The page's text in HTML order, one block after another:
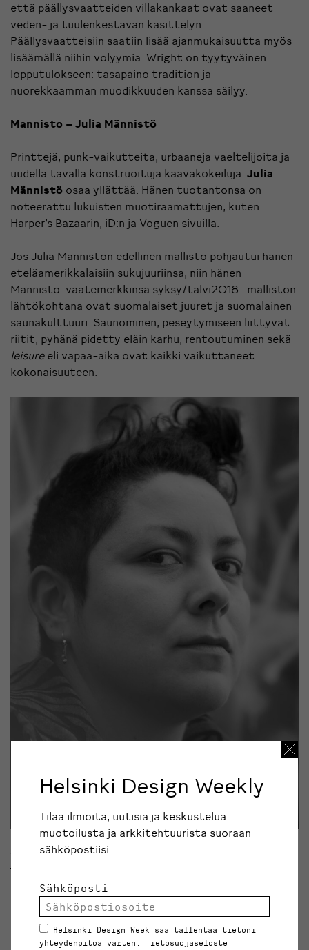
että päällysvaatteiden villakankaat ovat saaneet
veden- ja tuulenkestävän käsittelyn.
Päällysvaatteisiin saatiin lisää ajanmukaisuutta myös
lisäämällä niihin volyymia. Wright on tyytyväinen
lopputulokseen: tasapaino tradition ja
nuorekkaamman muodikkuuden kanssa säilyy.
Mannisto – Julia Männistö
Printtejä, punk-vaikutteita, urbaaneja vaeltelijoita ja
uudella tavalla konstruoituja kaavakokeiluja. Julia
Männistö osaa yllättää. Hänen tuotantonsa on
noteerattu lukuisten muotiraamattujen, kuten
Harper’s Bazaarin, iD:n ja Voguen sivuilla.
Jos Julia Männistön edellinen mallisto pohjautui hänen
eteläamerikkalaisiin sukujuuriinsa, niin hänen
Mannisto-vaatemerkkinsä syksy/talvi2018 -malliston
lähtökohtana ovat suomalaiset juuret ja suomalainen
saunakulttuuri. Saunominen, peseytymiseen liittyvät
riitit, pyhänä pidetty eläin karhu, rentoutuminen sekä
leisureeli vapaa-aika ovat kaikki vaikuttaneet
kokonaisuuteen.
Julia Männistö
Materiaaleissa tuntuvat froteen, fleecen ja farkun
pehmeys. Värimaailmakin on turvallista ja tavallista
suomalaista: sellaista, johon voi piiloutua ja suojautua.
Malliston kantavana ideana on viedä yksityiseen piiriin
Helsinki Design Weekly
Tilaa ilmiöitä, uutisia ja keskustelua
muotoilusta ja arkkitehtuurista suoraan
sähköpostiisi.
Sähköposti
Helsinki Design Week saa tallentaa tietoni
yhteydenpitoa varten. Tietosuojaseloste .